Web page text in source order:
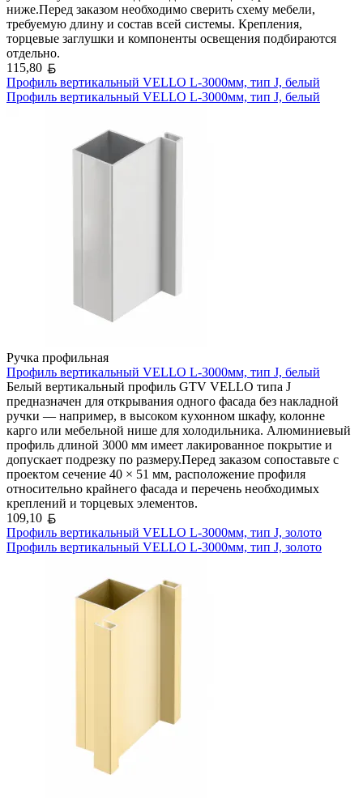
ниже.Перед заказом необходимо сверить схему мебели,
требуемую длину и состав всей системы. Крепления,
торцевые заглушки и компоненты освещения подбираются
отдельно.
115,80
Профиль вертикальный VELLO L-3000мм, тип J, белый
Профиль вертикальный VELLO L-3000мм, тип J, белый
Ручка профильная
Профиль вертикальный VELLO L-3000мм, тип J, белый
Белый вертикальный профиль GTV VELLO типа J
предназначен для открывания одного фасада без накладной
ручки — например, в высоком кухонном шкафу, колонне
карго или мебельной нише для холодильника. Алюминиевый
профиль длиной 3000 мм имеет лакированное покрытие и
допускает подрезку по размеру.Перед заказом сопоставьте с
проектом сечение 40 × 51 мм, расположение профиля
относительно крайнего фасада и перечень необходимых
креплений и торцевых элементов.
109,10
Профиль вертикальный VELLO L-3000мм, тип J, золото
Профиль вертикальный VELLO L-3000мм, тип J, золото